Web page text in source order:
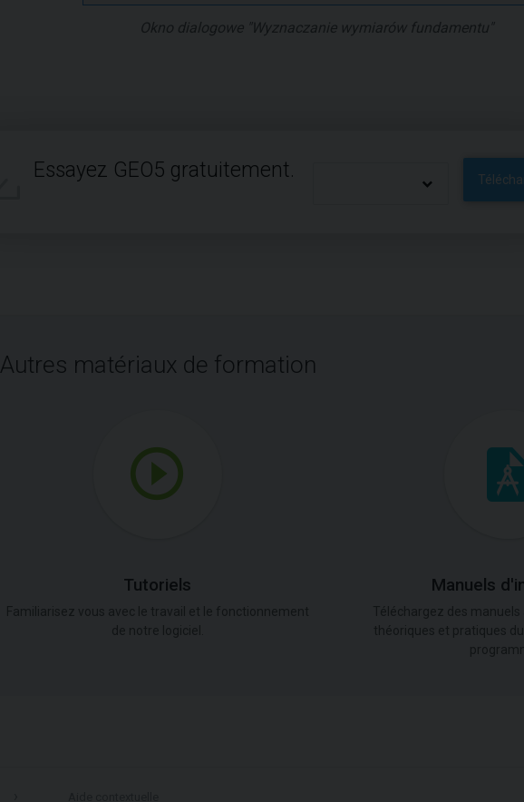
Okno dialogowe "Wyznaczanie wymiarów fundamentu"
Essayez GEO5 gratuitement.
Autres matériaux de formation
Tutoriels Manuels